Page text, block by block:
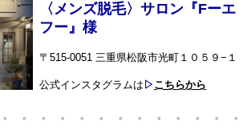
〈メンズ脱毛〉サロン『Fーエ
フー』様
〒515-0051 三重県松阪市光町１０５９−１
公式インスタグラムは ▷ こちらから
・・・・・・・・・・・